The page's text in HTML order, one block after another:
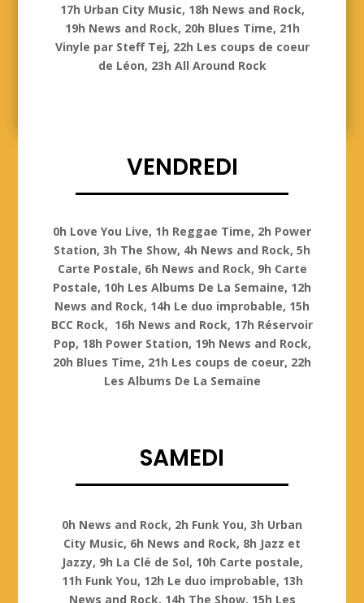
17h Urban City Music, 18h News and Rock,
19h News and Rock, 20h Blues Time, 21h
Vinyle par Steff Tej, 22h Les coups de coeur
de Léon, 23h All Around Rock
VENDREDI
0h Love You Live, 1h Reggae Time, 2h Power
Station, 3h The Show, 4h News and Rock, 5h
Carte Postale, 6h News and Rock, 9h Carte
Postale, 10h Les Albums De La Semaine, 12h
News and Rock, 14h Le duo improbable, 15h
BCC Rock, 16h News and Rock, 17h Réservoir
Pop, 18h Power Station, 19h News and Rock,
20h Blues Time, 21h Les coups de coeur, 22h
Les Albums De La Semaine
SAMEDI
0h News and Rock, 2h Funk You, 3h Urban
City Music, 6h News and Rock, 8h Jazz et
Jazzy, 9h La Clé de Sol, 10h Carte postale,
11h Funk You, 12h Le duo improbable, 13h
News and Rock, 14h The Show, 15h Les